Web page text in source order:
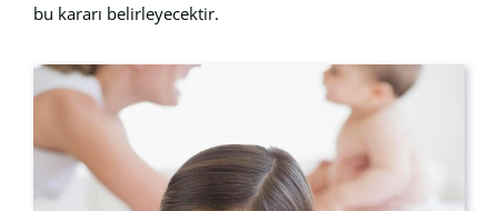
bu kararı belirleyecektir.